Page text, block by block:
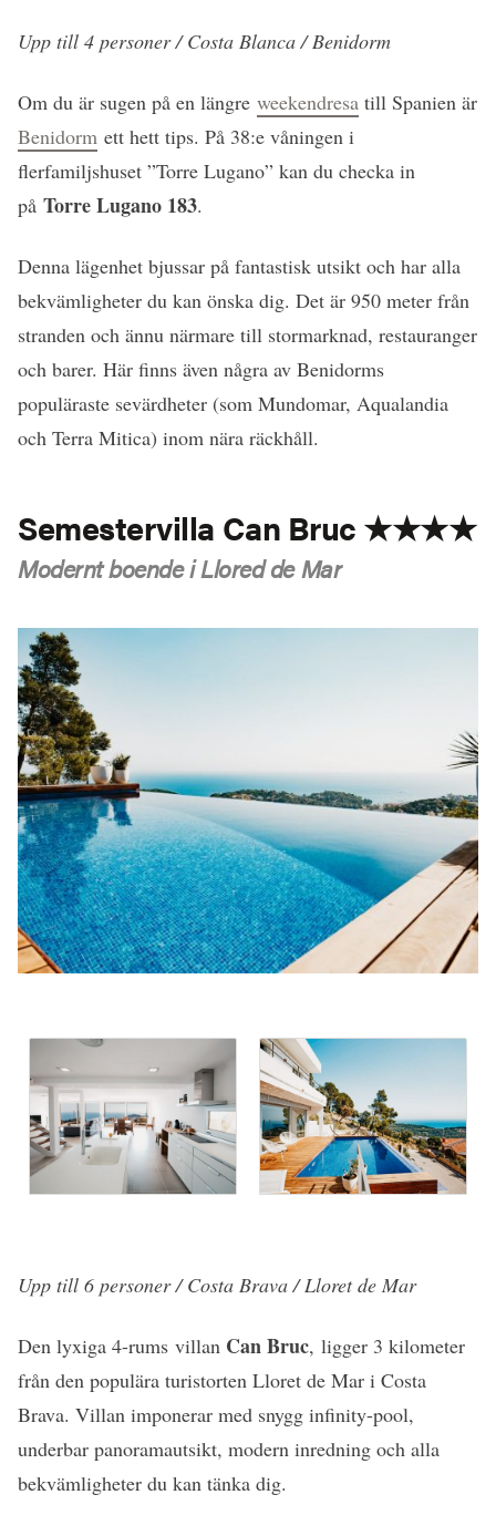
Upp till 4 personer / Costa Blanca / Benidorm
Om du är sugen på en längre weekendresa till Spanien är
Benidorm ett hett tips. På 38:e våningen i
flerfamiljshuset ”Torre Lugano” kan du checka in
på Torre Lugano 183.
Denna lägenhet bjussar på fantastisk utsikt och har alla
bekvämligheter du kan önska dig. Det är 950 meter från
stranden och ännu närmare till stormarknad, restauranger
och barer. Här finns även några av Benidorms
populäraste sevärdheter (som Mundomar, Aqualandia
och Terra Mitica) inom nära räckhåll.
Semestervilla Can Bruc ★★★★
Modernt boende i Llored de Mar
Upp till 6 personer / Costa Brava / Lloret de Mar
Den lyxiga 4-rums villan Can Bruc, ligger 3 kilometer
från den populära turistorten Lloret de Mar i Costa
Brava. Villan imponerar med snygg infinity-pool,
underbar panoramautsikt, modern inredning och alla
bekvämligheter du kan tänka dig.